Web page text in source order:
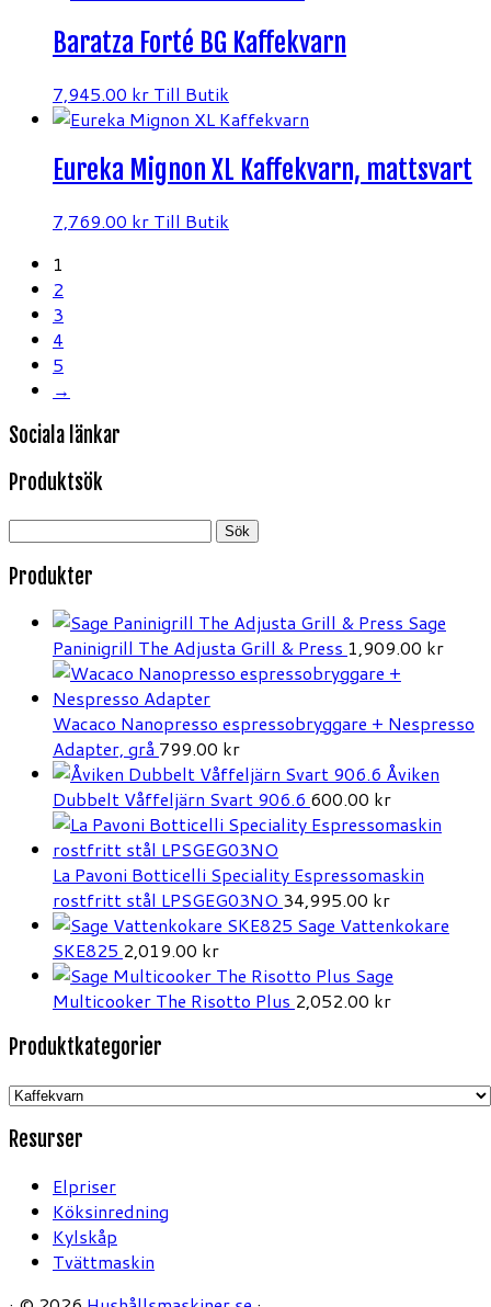
Baratza Forté BG Kaffekvarn
7,945.00 kr Till Butik
Eureka Mignon XL Kaffekvarn, mattsvart
7,769.00 kr Till Butik
1
2
3
4
5
→
Sociala länkar
Produktsök
Sök
Produkter
Sage
Paninigrill The Adjusta Grill & Press 1,909.00 kr
Wacaco Nanopresso espressobryggare + Nespresso
Adapter, grå 799.00 kr
Åviken
Dubbelt Våffeljärn Svart 906.6 600.00 kr
La Pavoni Botticelli Speciality Espressomaskin
rostfritt stål LPSGEG03NO 34,995.00 kr
Sage Vattenkokare
SKE825 2,019.00 kr
Sage
Multicooker The Risotto Plus 2,052.00 kr
Produktkategorier
Resurser
Elpriser
Köksinredning
Kylskåp
Tvättmaskin